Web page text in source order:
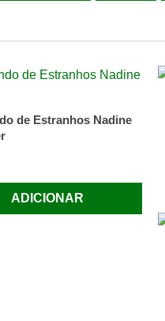
de Estranhos Nadine
ADICIONAR